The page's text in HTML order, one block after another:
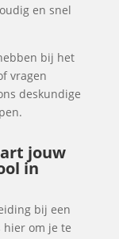
en snel
bij het
vragen
deskundige
jouw
in
bij een
hier om je te